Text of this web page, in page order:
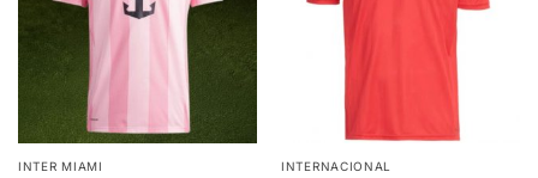
INTER MIAMI INTERNACIONAL